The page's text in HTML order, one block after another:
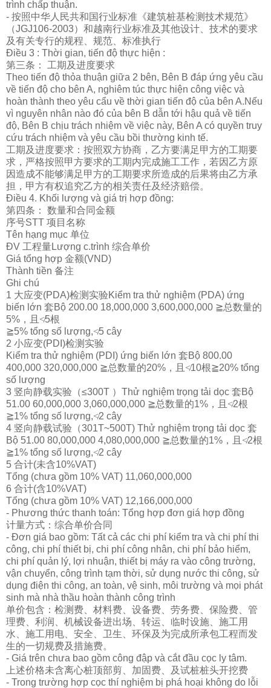
trình chấp thuận.
- 按照中华 人民共和国行业标准《建筑桩基检测技术规范》
（JGJ106-2003）和越南行业标准及其他设计 、技术的要求
及有关专行的规程、 规范、 标准执行
Điều 3 : Thời gian, tiến độ thực hiện :
第三条： 工期及进度要求
Theo tiến độ thỏa thuận giữa 2 bên, Bên B đáp ứng yêu cầu
về tiến độ cho bên A, nghiêm túc thực hiện công việc và
hoàn thành theo yêu cẩu về thời gian tiến độ của bên A.Nếu
vì nguyên nhân nào đó của bên B dẫn tới hậu quả về tiến
độ, Bên B chịu trách nhiệm về việc này, Bên A có quyền truy
cứu trách nhiệm và yêu cầu bồi thường kinh tế.
工期及进度要求：按照双方协商，乙方要满足甲方的工期要
求， 严格按照甲方要求的工期内完成施工工作，若因乙方原
因造成不能够满足甲方的工期要求所造成的后果将由乙方承
担，甲方有权追究乙方的相关责任及经济赔偿。
Điều 4. Khối lượng và giá trị hợp đồng:
第四条： 数量和合同金额
序号STT 项 目名称
Tên hạng mục 单位
ĐV 工程量Lượng c.trình 综合单价
Giá tổng hợp 金额(VND)
Thành tiền 备注
Ghi chú
1 大应变(PDA)检测实验Kiểm tra thử nghiệm (PDA) ứng
biến lớn 套Bộ 200.00 18,000,000 3,600,000,000 ≧总数量的
5%，且 ≮5根
≧5% tổng số lượng,≮5 cây
2 小应变(PDI)检测实验
Kiểm tra thử nghiệm (PDI) ứng biến lớn 套Bộ 800.00
400,000 320,000,000 ≧总数量的20%，且 ≮10根≧20% tổng
số lượng
3 竖向静载实验 （≤300T ）Thử nghiệm trọng tải dọc 套Bộ
51.00 60,000,000 3,060,000,000 ≧总数量的1%，且 ≮2根
≧1% tổng số lượng,≮2 cây
4 竖向静载试验 （301T~500T) Thử nghiệm trọng tải dọc 套
Bộ 51.00 80,000,000 4,080,000,000 ≧总数量的1%，且 ≮2根
≧1% tổng số lượng,≮2 cây
5 合计(未含10%VAT)
Tổng (chưa gồm 10% VAT) 11,060,000,000
6 合计(含10%VAT)
Tổng (chưa gồm 10% VAT) 12,166,000,000
- Phương thức thanh toán: Tổng hợp đơn giá hợp đồng
计量方式： 综合单价合同
- Đơn giá bao gồm: Tất cả các chi phí kiểm tra và chi phí thi
công, chi phí thiết bị, chi phí công nhân, chi phí bảo hiểm,
chi phí quản lý, lợi nhuận, thiết bị máy ra vào công trường,
vận chuyển, công trình tạm thời, sử dụng nước thi công, sử
dụng điện thi công, an toàn, vệ sinh, môi trường và mọi phát
sinh mà nhà thầu hoàn thành công trình
单价包含： 检测费 、材料费 设备费 劳务费 、保险费 、管
理费 、利 润 、机械设备进出场 转运、 临时设施、施工用
水、施工用 电 、安全、 卫生、 环保及 为完成所承包工程而发
生的一切规费及措施费。
- Giá trên chưa bao gồm công đập và cắt đầu cọc ly tâm.
上述价格未含离心桩顶部剪、加固 费 、及试桩桩头开挖费
- Trong trường hợp cọc thí nghiệm bị phá hoại không do lỗi